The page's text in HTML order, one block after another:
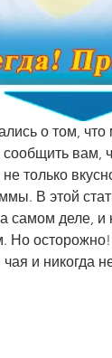
о том,
вам,
только
В этой
самом деле,
Но
и никогда